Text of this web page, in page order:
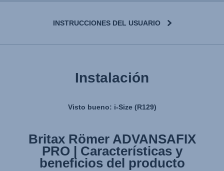
INSTRUCCIONES DEL USUARIO
Instalación
Visto bueno: i-Size (R129)
Britax Römer ADVANSAFIX
PRO | Características y
beneficios del producto
Britax Römer ADVANSAFIX
PRO | Instalación de la silla